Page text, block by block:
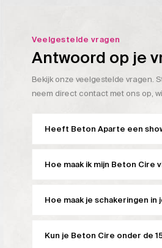
Veelgestelde vragen
Antwoord op je
Bekijk onze veelgestelde vragen.
neem direct contact met ons op,
Heeft Beton Aparte een
Hoe maak ik mijn Beton Cire
Hoe maak je schakeringen in
Kun je Beton Cire onder de